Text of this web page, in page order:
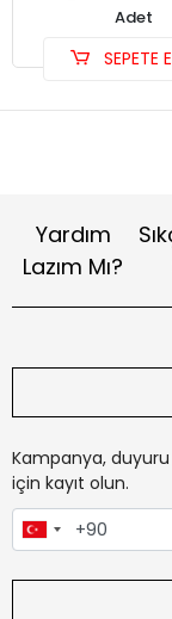
Adet
SEPETE
Yardım
Lazım Mı?
Kampanya,
için kayıt olun.